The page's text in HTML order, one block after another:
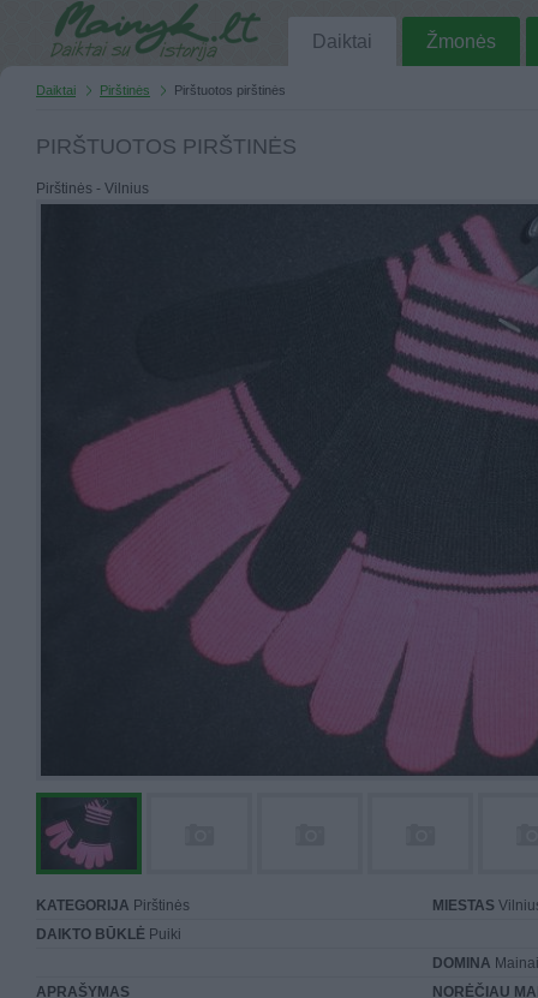
Daiktai Žmonės
Daiktai Pirštinės Pirštuotos pirštinės
PIRŠTUOTOS PIRŠTINĖS
Pirštinės - Vilnius
KATEGORIJA Pirštinės MIESTAS
DAIKTO BŪKLĖ Puiki
DOMINA
APRAŠYMAS
NORĖČIAU